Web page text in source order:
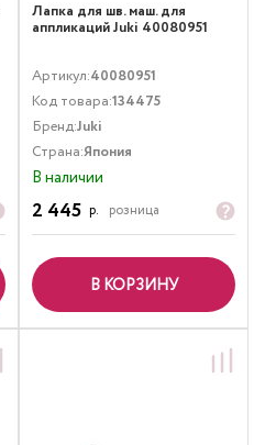
Лапка для шв. маш. для
аппликаций Juki 40080951
Артикул:40080951
Код товара:134475
Бренд:Juki
Страна:Япония
В наличии
2 445 р. розница
В КОРЗИНУ